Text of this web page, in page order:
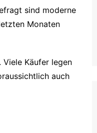
sind moderne
Monaten
Käufer legen
auch